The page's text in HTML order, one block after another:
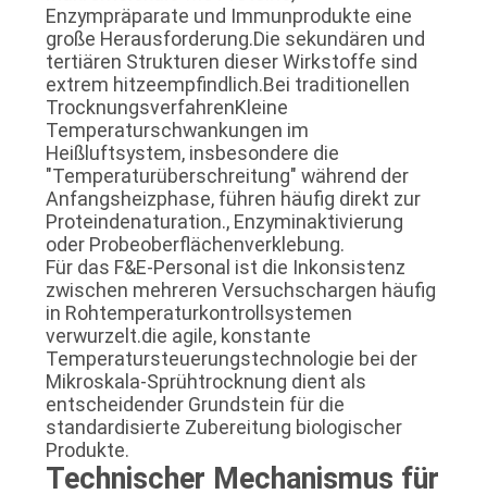
DATENSCHUTZRICHTLINIE
Enzympräparate und Immunprodukte eine
große Herausforderung.Die sekundären und
tertiären Strukturen dieser Wirkstoffe sind
extrem hitzeempfindlich.Bei traditionellen
TrocknungsverfahrenKleine
Temperaturschwankungen im
Heißluftsystem, insbesondere die
"Temperaturüberschreitung" während der
Anfangsheizphase, führen häufig direkt zur
Proteindenaturation., Enzyminaktivierung
oder Probeoberflächenverklebung.
Für das F&E-Personal ist die Inkonsistenz
zwischen mehreren Versuchschargen häufig
in Rohtemperaturkontrollsystemen
verwurzelt.die agile, konstante
Temperatursteuerungstechnologie bei der
Mikroskala-Sprühtrocknung dient als
entscheidender Grundstein für die
standardisierte Zubereitung biologischer
Produkte.
Technischer Mechanismus für